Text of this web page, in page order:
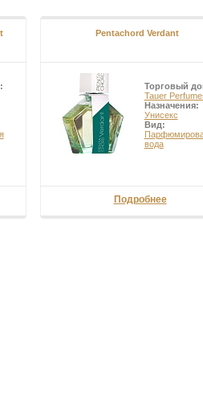
Pentachord Verdant
Торговый
Tauer
Назначения:
Унисекс
Вид:
вода
Подробнее